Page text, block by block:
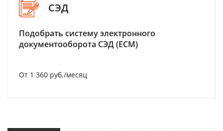
СЭД
Подобрать систему электронного
документооборота СЭД (ECM)
От 1 360 руб./месяц